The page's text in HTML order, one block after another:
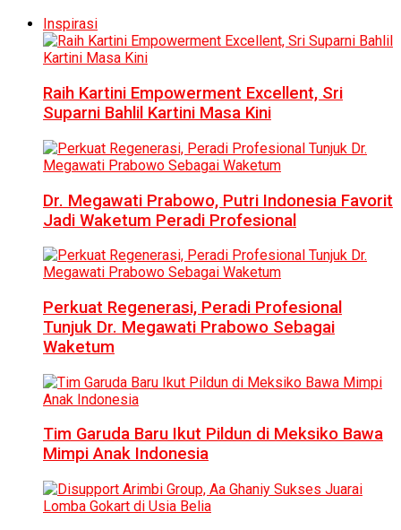
Inspirasi
Raih Kartini Empowerment Excellent, Sri
Suparni Bahlil Kartini Masa Kini
Dr. Megawati Prabowo, Putri Indonesia Favorit
Jadi Waketum Peradi Profesional
Perkuat Regenerasi, Peradi Profesional
Tunjuk Dr. Megawati Prabowo Sebagai
Waketum
Tim Garuda Baru Ikut Pildun di Meksiko Bawa
Mimpi Anak Indonesia